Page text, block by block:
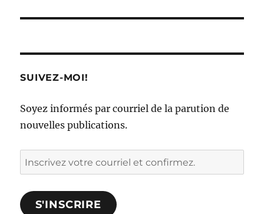
SUIVEZ-MOI!
Soyez informés par courriel de la parution de
nouvelles publications.
Inscrivez
votre
courriel
et
S'INSCRIRE